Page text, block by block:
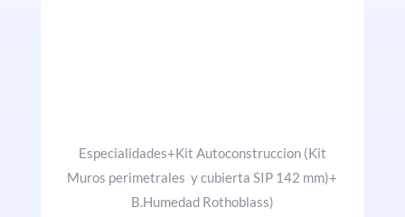
Especialidades+Kit Autoconstruccion (Kit
Muros perimetrales y cubierta SIP 142 mm)+
B.Humedad Rothoblass)